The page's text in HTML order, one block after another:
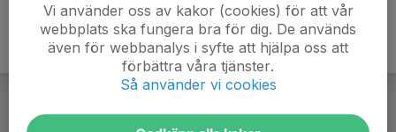
Vi använder oss av kakor (cookies) för att vår
webbplats ska fungera bra för dig. De används
även för webbanalys i syfte att hjälpa oss att
förbättra våra tjänster.
Så använder vi cookies